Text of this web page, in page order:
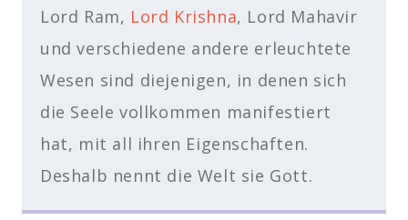
Lord Ram, Lord Krishna, Lord Mahavir
und verschiedene andere erleuchtete
Wesen sind diejenigen, in denen sich
die Seele vollkommen manifestiert
hat, mit all ihren Eigenschaften.
Deshalb nennt die Welt sie Gott.